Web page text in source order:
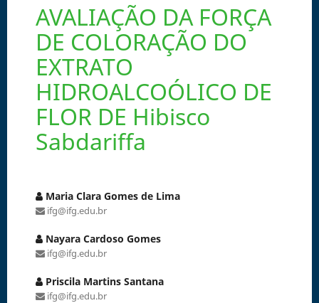
AVALIAÇÃO DA FORÇA
DE COLORAÇÃO DO
EXTRATO
HIDROALCOÓLICO DE
FLOR DE Hibisco
Sabdariffa
Maria Clara Gomes de Lima
ifg@ifg.edu.br
Nayara Cardoso Gomes
ifg@ifg.edu.br
Priscila Martins Santana
ifg@ifg.edu.br